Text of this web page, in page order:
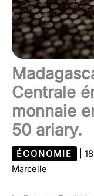
Centrale
monnaie
50 ariary.
ÉCONOMIE
Marcelle